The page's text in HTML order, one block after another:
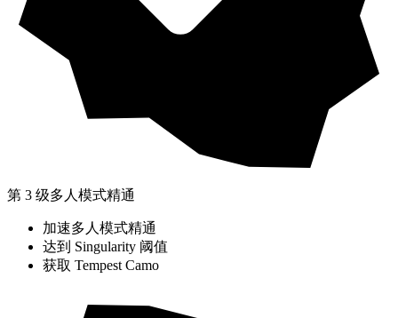
第 3 级多人模式精通
加速多人模式精通
达到 Singularity 阈值
获取 Tempest Camo